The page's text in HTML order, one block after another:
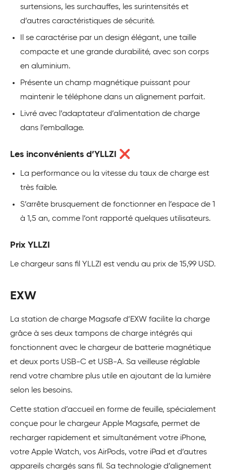
surtensions, les surchauffes, les surintensités et
d’autres caractéristiques de sécurité.
Il se caractérise par un design élégant, une taille
compacte et une grande durabilité, avec son corps
en aluminium.
Présente un champ magnétique puissant pour
maintenir le téléphone dans un alignement parfait.
Livré avec l’adaptateur d’alimentation de charge
dans l’emballage.
Les inconvénients d’YLLZI ❌
La performance ou la vitesse du taux de charge est
très faible.
S’arrête brusquement de fonctionner en l’espace de 1
à 1,5 an, comme l’ont rapporté quelques utilisateurs.
Prix YLLZI
Le chargeur sans fil YLLZI est vendu au prix de 15,99 USD.
EXW
La station de charge Magsafe d’EXW facilite la charge
grâce à ses deux tampons de charge intégrés qui
fonctionnent avec le chargeur de batterie magnétique
et deux ports USB-C et USB-A. Sa veilleuse réglable
rend votre chambre plus utile en ajoutant de la lumière
selon les besoins.
Cette station d’accueil en forme de feuille, spécialement
conçue pour le chargeur Apple Magsafe, permet de
recharger rapidement et simultanément votre iPhone,
votre Apple Watch, vos AirPods, votre iPad et d’autres
appareils chargés sans fil. Sa technologie d’alignement